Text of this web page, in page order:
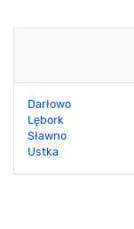
Darłowo
Lębork
Sławno
Ustka